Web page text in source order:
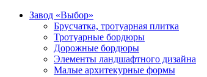
Завод «Выбор»
Брусчатка, тротуарная плитка
Тротуарные бордюры
Дорожные бордюры
Элементы ландшафтного дизайна
Малые архитекурные формы